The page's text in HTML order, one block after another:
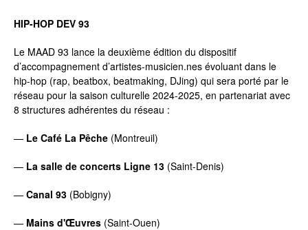
HIP-HOP DEV 93
Le MAAD 93 lance la deuxième édition du dispositif
d’accompagnement d’artistes-musicien.nes évoluant dans le
hip-hop (rap, beatbox, beatmaking, DJing) qui sera porté par le
réseau pour la saison culturelle 2024-2025, en partenariat avec
8 structures adhérentes du réseau :
— Le Café La Pêche (Montreuil)
— La salle de concerts Ligne 13 (Saint-Denis)
— Canal 93 (Bobigny)
— Mains d'Œuvres (Saint-Ouen)